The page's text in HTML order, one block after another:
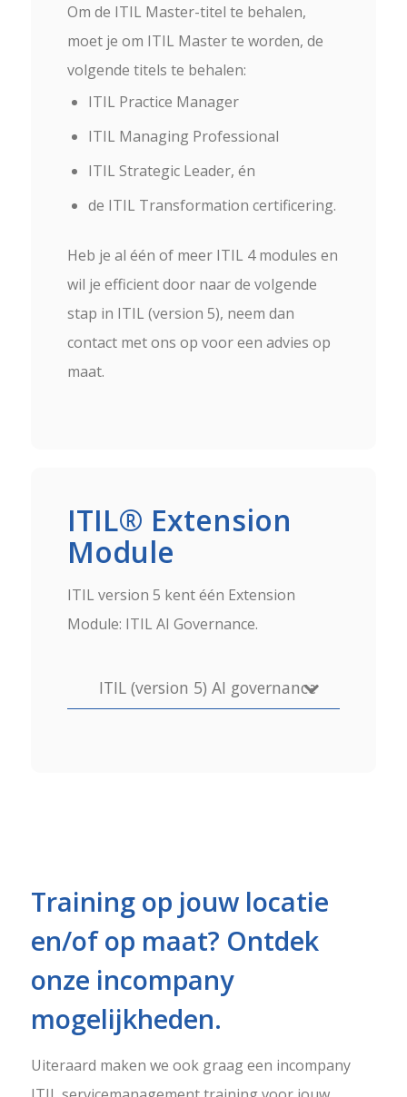
Om de ITIL Master-titel te behalen,
moet je om ITIL Master te worden, de
volgende titels te behalen:
ITIL Practice Manager
ITIL Managing Professional
ITIL Strategic Leader, én
de ITIL Transformation certificering.
Heb je al één of meer ITIL 4 modules en
wil je efficient door naar de volgende
stap in ITIL (version 5), neem dan
contact met ons op voor een advies op
maat.
ITIL® Extension
Module
ITIL version 5 kent één Extension
Module: ITIL AI Governance.
ITIL (version 5) AI governance
Training op jouw locatie
en/of op maat? Ontdek
onze incompany
mogelijkheden.
Uiteraard maken we ook graag een incompany